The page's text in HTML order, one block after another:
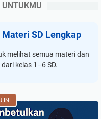
UNTUKMU
SD Lengkap
melihat semua materi dan
kelas 1–6 SD.
INI